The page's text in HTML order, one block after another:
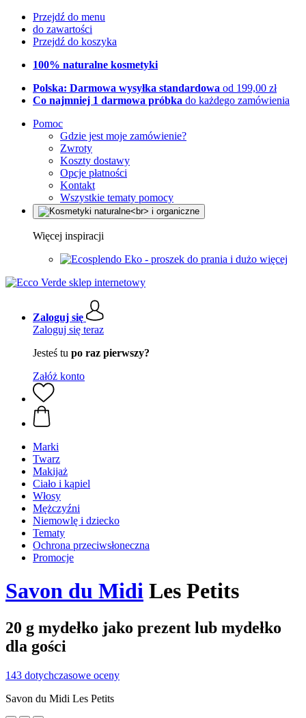
Przejdź do menu
do zawartości
Przejdź do koszyka
100% naturalne kosmetyki
Polska: Darmowa wysyłka standardowa od 199,00 zł
Co najmniej 1 darmowa próbka do każdego zamówienia
Pomoc
Gdzie jest moje zamówienie?
Zwroty
Koszty dostawy
Opcje płatności
Kontakt
Wszystkie tematy pomocy
Więcej inspiracji
Eko - proszek do prania i dużo więcej
Zaloguj się
Zaloguj się teraz
Jesteś tu po raz pierwszy?
Załóż konto
Marki
Twarz
Makijaż
Ciało i kąpiel
Włosy
Mężczyźni
Niemowlę i dziecko
Tematy
Ochrona przeciwsłoneczna
Promocje
Savon du Midi Les Petits
20 g mydełko jako prezent lub mydełko
dla gości
143 dotychczasowe oceny
Savon du Midi Les Petits